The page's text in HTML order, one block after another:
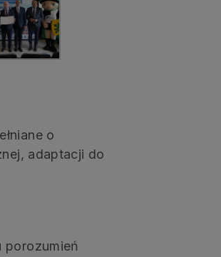
o
adaptacji do
porozumień